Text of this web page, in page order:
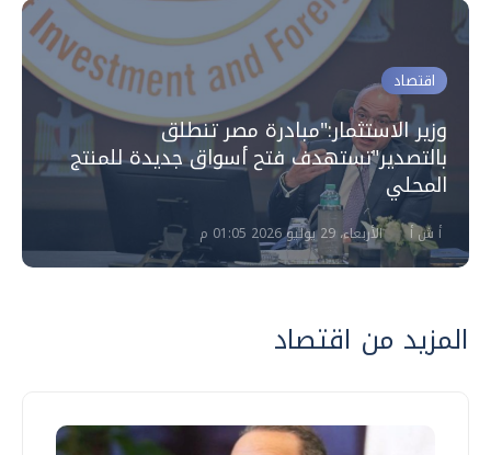
اقتصاد
وزير الاستثمار:"مبادرة مصر تنطلق
بالتصدير"تستهدف فتح أسواق جديدة للمنتج
المحلي
أ ش أ الأربعاء، 29 يوليو 2026 01:05 م
المزيد من اقتصاد